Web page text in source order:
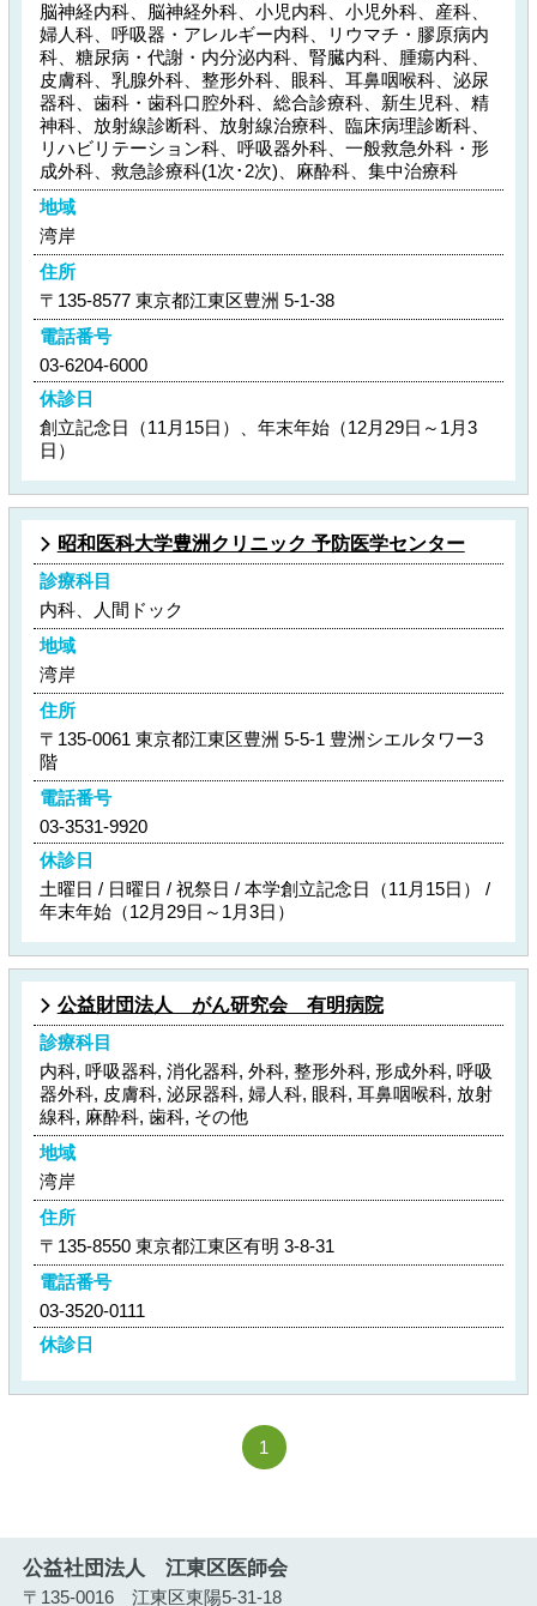
脳神経内科、脳神経外科、小児内科、小児外科、産科、
婦人科、呼吸器・アレルギー内科、リウマチ・膠原病内
科、糖尿病・代謝・内分泌内科、腎臓内科、腫瘍内科、
皮膚科、乳腺外科、整形外科、眼科、耳鼻咽喉科、泌尿
器科、歯科・歯科口腔外科、総合診療科、新生児科、精
神科、放射線診断科、放射線治療科、臨床病理診断科、
リハビリテーション科、呼吸器外科、一般救急外科・形
成外科、救急診療科(1次･2次)、麻酔科、集中治療科
地域
湾岸
住所
〒135-8577 東京都江東区豊洲 5-1-38
電話番号
03-6204-6000
休診日
創立記念日（11月15日）、年末年始（12月29日～1月3
日）
昭和医科大学豊洲クリニック 予防医学センター
診療科目
内科、人間ドック
地域
湾岸
住所
〒135-0061 東京都江東区豊洲 5-5-1 豊洲シエルタワー3
階
電話番号
03-3531-9920
休診日
土曜日 / 日曜日 / 祝祭日 / 本学創立記念日（11月15日） /
年末年始（12月29日～1月3日）
公益財団法人 がん研究会 有明病院
診療科目
内科, 呼吸器科, 消化器科, 外科, 整形外科, 形成外科, 呼吸
器外科, 皮膚科, 泌尿器科, 婦人科, 眼科, 耳鼻咽喉科, 放射
線科, 麻酔科, 歯科, その他
地域
湾岸
住所
〒135-8550 東京都江東区有明 3-8-31
電話番号
03-3520-0111
休診日
1
公益社団法人 江東区医師会
〒135-0016 江東区東陽5-31-18